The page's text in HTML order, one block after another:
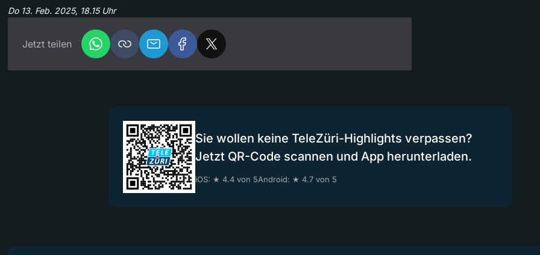
Do 13. Feb. 2025, 18.15 Uhr
Jetzt teilen
Sie wollen keine TeleZüri-Highlights verpassen?
Jetzt QR-Code scannen und App herunterladen.
iOS: ★ 4.4 von 5Android: ★ 4.7 von 5